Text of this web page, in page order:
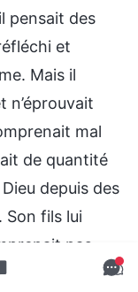
pensait des
et
Mais il
n’éprouvait
mal
de quantité
depuis des
Son fils lui
pas…
vue d’un non-